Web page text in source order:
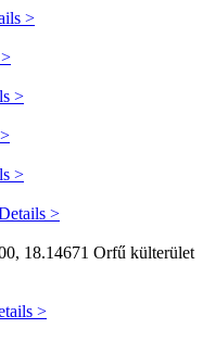
>
>
>
>
18.14671 Orfű külterület
>